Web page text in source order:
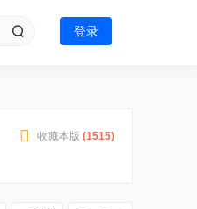
登录
收藏本版 (1515)